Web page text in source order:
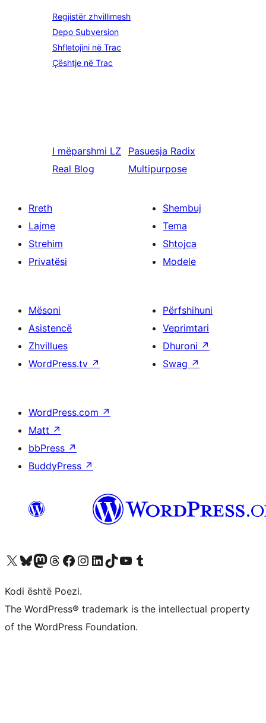
Regjistër zhvillimesh
Depo Subversion
Shfletojini në Trac
Çështje në Trac
I mëparshmi LZ
Real Blog
Pasuesja Radix
Multipurpose
Rreth
Lajme
Strehim
Privatësi
Shembuj
Tema
Shtojca
Modele
Mësoni
Asistencë
Zhvillues
WordPress.tv ↗
Përfshihuni
Veprimtari
Dhuroni ↗
Swag ↗
WordPress.com ↗
Matt ↗
bbPress ↗
BuddyPress ↗
Vizitoni llogarinë tonë X (ish Twitter)
Vizitoni llogarinë tonë Bluesky
Vizitoni llogarinë tonë Mastodon
Vizitoni llogarinë tonë Threads
Vizitoni faqen tonë në Facebook
Vizitoni llogarinë tonë Instagram
Vizitoni llogarinë tonë LinkedIn
Vizitoni llogarinë tonë TikTok
Vizitoni kanalin tonë YouTube
Vizitoni llogarinë tonë Tumblr
Kodi është Poezi.
The WordPress® trademark is the intellectual property
of the WordPress Foundation.